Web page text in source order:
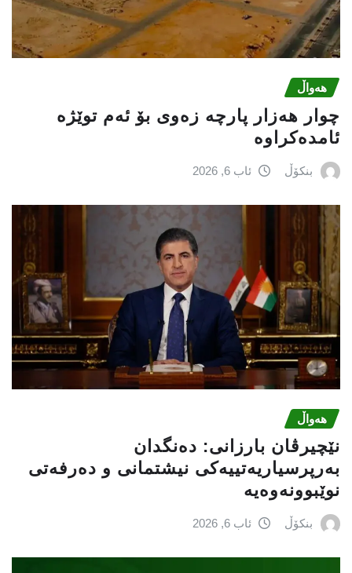
هەواڵ
چوار هەزار پارچە زەوی بۆ ئەم توێژە
ئامدەکراوە
بنکۆڵ ئاب 6, 2026
هەواڵ
نێچيرڤان بارزانى: دەنگدان
بەرپرسیاريه‌تییەکی نیشتمانى و دەرفەتی
نوێبوونەوەیە
بنکۆڵ ئاب 6, 2026